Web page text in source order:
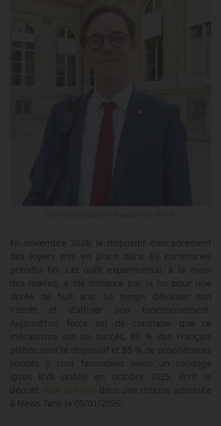
En novembre 2026, le dispositif d’encadrement
des loyers mis en place dans 69 communes
prendra fin. Cet outil expérimental, à la main
des maires, a été instauré par la loi pour une
durée de huit ans. Le temps d’évaluer son
intérêt et d’affiner son fonctionnement.
Aujourd’hui, force est de constater que ce
mécanisme est un succès, 87 % des Français
plébiscitent le dispositif et 85 % de propriétaires
sondés y sont favorables selon un sondage
Ipsos BVA publié en octobre 2025, écrit le
député
dans une tribune adressée
à News Tank le 05/01/2026.